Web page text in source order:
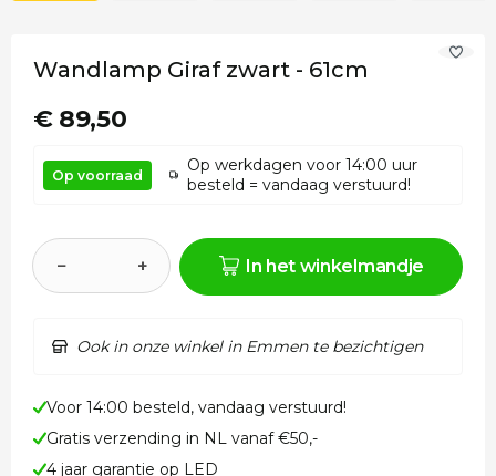
Wandlamp Giraf zwart - 61cm
€ 89,50
Op voorraad
Op werkdagen voor 14:00 uur
besteld = vandaag verstuurd!
− + In het winkelmandje
Ook in onze winkel in Emmen te bezichtigen
Voor 14:00 besteld, vandaag verstuurd!
Gratis verzending in NL vanaf €50,-
4 jaar garantie op LED